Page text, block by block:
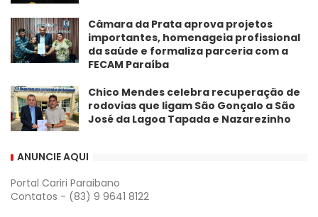
​Câmara da Prata aprova projetos
importantes, homenageia profissional
da saúde e formaliza parceria com a
FECAM Paraíba
Chico Mendes celebra recuperação de
rodovias que ligam São Gonçalo a São
José da Lagoa Tapada e Nazarezinho
ANUNCIE AQUI
Portal Cariri Paraibano
Contatos - (83) 9 9641 8122